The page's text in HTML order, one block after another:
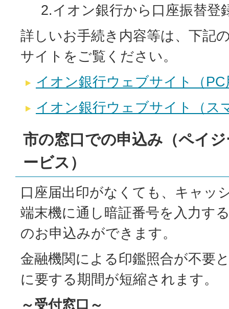
2.イオン銀行から口座振替登
詳しいお手続き内容等は、下記
サイトをご覧ください。
イオン銀行ウェブサイト（PC
イオン銀行ウェブサイト（ス
市の窓口での申込み（ペイ
ービス）
口座届出印がなくても、キャッ
端末機に通し暗証番号を入力す
のお申込みができます。
金融機関による印鑑照合が不要
に要する期間が短縮されます。
～受付窓口～